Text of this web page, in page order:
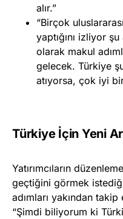
alır.”
“Birçok
yaptığını izliyor
olarak makul
gelecek. Türkiye
atıyorsa, çok iyi bir
Türkiye İçin Yeni
Yatırımcıların
geçtiğini görmek
adımları yakından
“Şimdi biliyorum ki